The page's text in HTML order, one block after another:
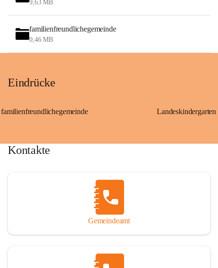
9,63 MB
familienfreundlichegemeinde
0,46 MB
Eindrücke
familienfreundlichegemeinde
Kontakte
Gemeindeamt